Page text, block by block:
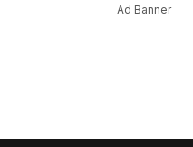
Ad Banner